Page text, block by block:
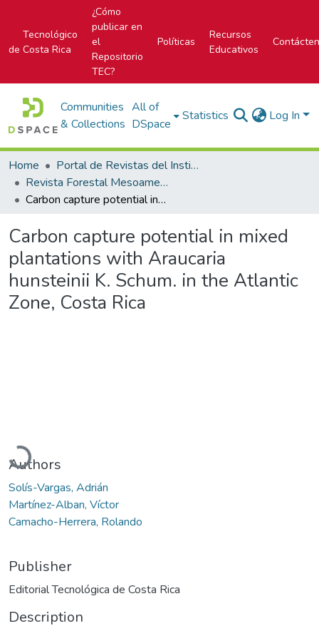
Tecnológico
de Costa Rica
¿Cómo
publicar en
el
Repositorio
TEC?
Políticas
Recursos
Educativos
Communities
& Collections
All of
DSpace
Statistics Log In
Home
Portal de Revistas del Instituto Tecnológico de Costa Rica
Revista Forestal Mesoamericana Kurú
Carbon capture potential in mixed plantations with Araucaria hunsteinii K. Schum. in the Atlantic Zone, Costa Rica
Carbon capture potential in mixed
plantations with Araucaria
hunsteinii K. Schum. in the Atlantic
Zone, Costa Rica
Loading...
Authors
Solís-Vargas, Adrián
Martínez-Alban, Víctor
Camacho-Herrera, Rolando
Publisher
Editorial Tecnológica de Costa Rica
Description